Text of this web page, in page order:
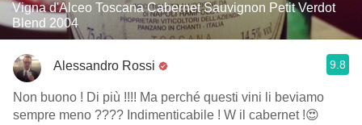
Vigna d'Alceo Toscana Cabernet Sauvignon Petit Verdot
Blend 2004
Alessandro Rossi 9.8
Non buono ! Di più !!!! Ma perché questi vini li beviamo
sempre meno ???? Indimenticabile ! W il cabernet !😍